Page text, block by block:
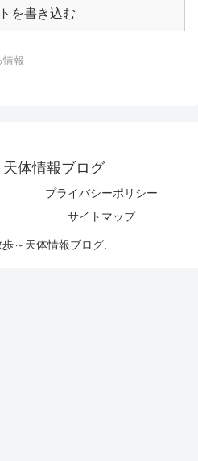
を書き込む
情報
体情報ブログ
プライバシーポリシー
サイトマップ
～天体情報ブログ.